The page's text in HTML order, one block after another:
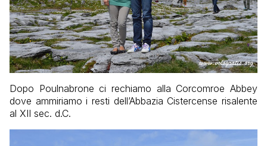
Dopo Poulnabrone ci rechiamo alla Corcomroe Abbey
dove ammiriamo i resti dell’Abbazia Cistercense risalente
al XII sec. d.C.